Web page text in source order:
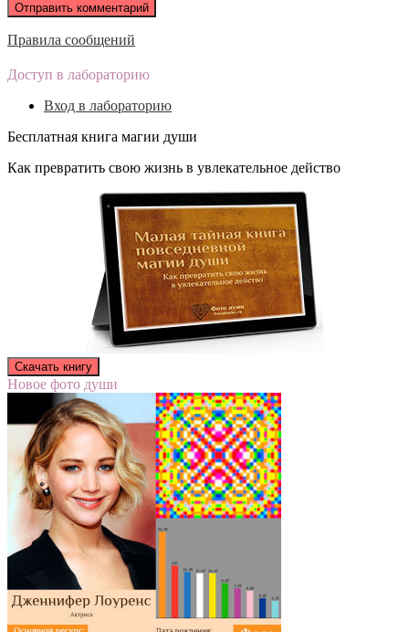
Правила сообщений
Доступ в лабораторию
Вход в лабораторию
Бесплатная книга магии души
Как превратить свою жизнь в увлекательное действо
Новое фото души